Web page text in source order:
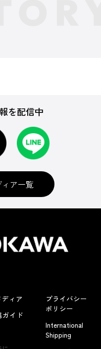
を配信中
ア一覧
ィア
ガイド
プライバシー
ポリシー
International
Shipping